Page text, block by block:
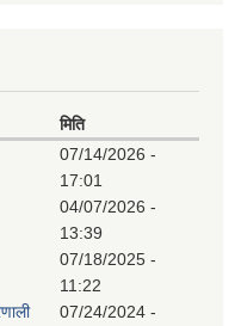
मिति
07/14/2026 -
17:01
04/07/2026 -
13:39
07/18/2025 -
11:22
07/24/2024 -